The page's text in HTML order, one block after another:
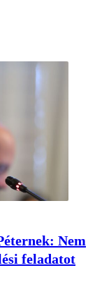
Nem
feladatot